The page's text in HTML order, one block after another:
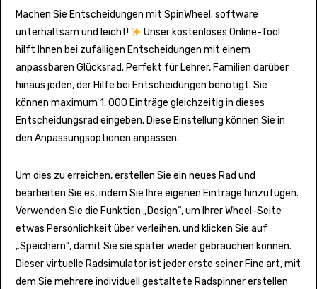
Machen Sie Entscheidungen mit SpinWheel. software
unterhaltsam und leicht!
Unser kostenloses Online-Tool
hilft Ihnen bei zufälligen Entscheidungen mit einem
anpassbaren Glücksrad. Perfekt für Lehrer, Familien darüber
hinaus jeden, der Hilfe bei Entscheidungen benötigt. Sie
können maximum 1. 000 Einträge gleichzeitig in dieses
Entscheidungsrad eingeben. Diese Einstellung können Sie in
den Anpassungsoptionen anpassen.
Um dies zu erreichen, erstellen Sie ein neues Rad und
bearbeiten Sie es, indem Sie Ihre eigenen Einträge hinzufügen.
Verwenden Sie die Funktion „Design“, um Ihrer Wheel-Seite
etwas Persönlichkeit über verleihen, und klicken Sie auf
„Speichern“, damit Sie sie später wieder gebrauchen können.
Dieser virtuelle Radsimulator ist jeder erste seiner Fine art, mit
dem Sie mehrere individuell gestaltete Radspinner erstellen